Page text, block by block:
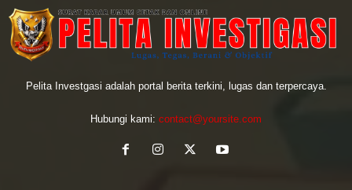
Pelita Investgasi adalah portal berita terkini, lugas dan terpercaya.
Hubungi kami: contact@yoursite.com